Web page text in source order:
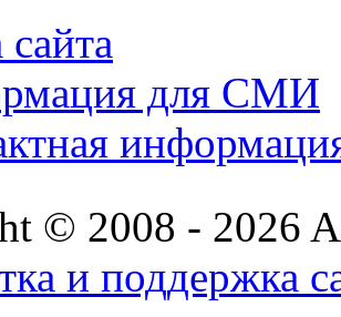
для СМИ
© 2008 - 2026
и поддержка